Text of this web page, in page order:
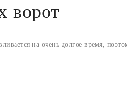
ворот
на очень долгое время,